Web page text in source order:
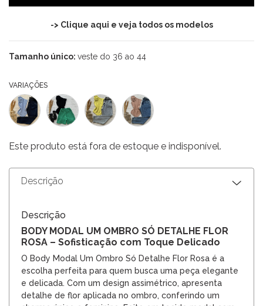
-> Clique aqui e veja todos os modelos
Tamanho único: veste do 36 ao 44
VARIAÇÕES
Este produto está fora de estoque e indisponível.
Descrição
Descrição
BODY MODAL UM OMBRO SÓ DETALHE FLOR
ROSA – Sofisticação com Toque Delicado
O Body Modal Um Ombro Só Detalhe Flor Rosa é a
escolha perfeita para quem busca uma peça elegante
e delicada. Com um design assimétrico, apresenta
detalhe de flor aplicada no ombro, conferindo um